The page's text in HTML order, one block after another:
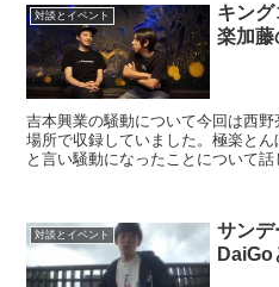
対談とイベント
キン
楽加藤
吉本興業の騒動について今回は西
場所で収録していました。極楽と
と言い騒動になったことについて話
対談とイベント
サンデ
DaiGo